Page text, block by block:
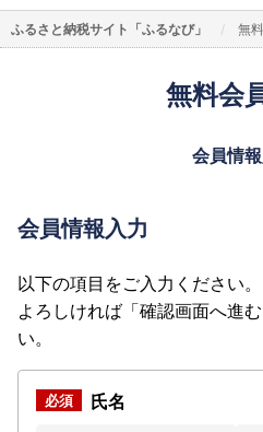
ふるさと納税サイト「ふるなび」 無
無料会
会員情
会員情報入力
以下の項目をご入力ください。
よろしければ「確認画面へ進
い。
氏名